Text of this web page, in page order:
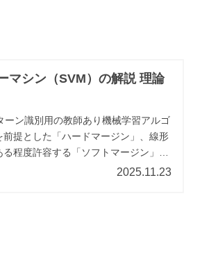
マシン（SVM）の解説 理論
ン識別用の教師あり機械学習アルゴ
提とした「ハードマージン」、線形
程度許容する「ソフトマージン」が
サポートベクターマシンの理論を説明
2025.11.23